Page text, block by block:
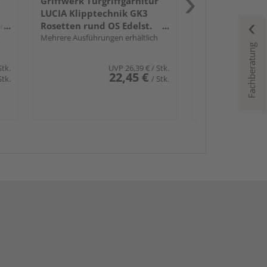
LUCIA Klipptechnik GK3
Rosetten rund OS Edelst.
ma.
Mehrere Ausführungen erhältlich
UVP 26,39 €/ Stk.
22,45 € / Stk. Fachberatung